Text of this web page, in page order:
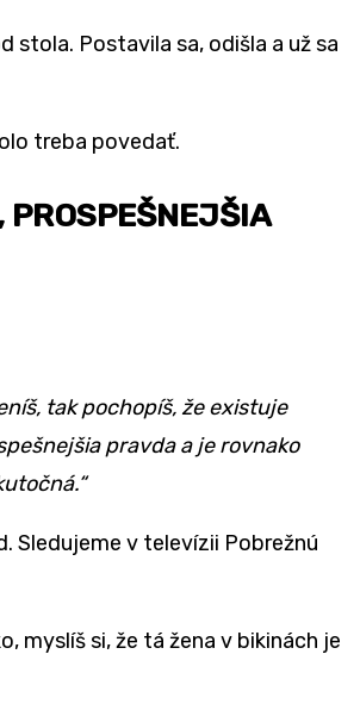
stola. Postavila sa, odišla a už sa
treba povedať.
tak pochopíš, že existuje
pravda a je rovnako
Sledujeme v televízii Pobrežnú
myslíš si, že tá žena v bikinách je